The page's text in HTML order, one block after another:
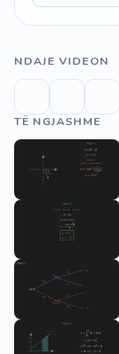
NDAJE VIDEON
TË NGJASHME